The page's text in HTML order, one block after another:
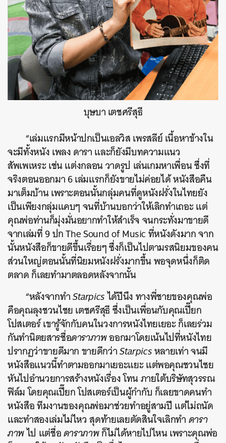
บุษบา เตชศรีสุธี
“เล่มแรกมีหน้าปกเป็นเอลวิส เพรสลีย์ เนื้อหาข้างใน
จะมีทั้งหนัง เพลง ดารา และก็ยังมีบทความแนว
สัพเพเหระ เช่น แต่งกลอน วาดรูป เล่นเกมหาเพื่อน ซึ่งที่
จริงตอนออกมา 6 เล่มแรกก็ยังขายไม่ค่อยได้ หนังสือคืน
มาเต็มบ้าน เพราะตอนนั้นกลุ่มคนที่ดูหนังฝรั่งในไทยยัง
เป็นเพียงกลุ่มแคบๆ จนที่บ้านบอกว่าให้เลิกทำเถอะ แต่
คุณพ่อท่านก็มุ่งมั่นอยากทำให้สำเร็จ จนกระทั่งมาขายดี
จากเล่มที่ 9 ปก The Sound of Music ที่หนังดังมาก จาก
นั้นหนังสือก็ขายดีขึ้นเรื่อยๆ ซึ่งก็เป็นไปตามรสนิยมของคน
ส่วนใหญ่ตอนนั้นที่นิยมหนังฝรั่งมากขึ้น พอจุดหนึ่งก็ติด
ตลาด ก็เลยทำมาตลอดหลังจากนั้น
“หลังจากทำStarpicsได้ปีนึง ทางพี่ชายของคุณพ่อ
คือคุณลุงชวนไชย เตชศรีสุธี ซึ่งเป็นเพื่อนกับคุณเปี๊ยก
โปสเตอร์ เขารู้จักกับคนในวงการหนังไทยเยอะ ก็เลยร่วม
กันทำนิตยสารชื่อดาราภาพออกมาโดยเน้นไปที่หนังไทย
ปรากฏว่าขายดีมาก ขายดีกว่าStarpicsหลายเท่า จนมี
หนังสือแนวนี้ทำตามออกมาเยอะแยะ แต่พอคุณชวนไชย
หันไปอำนวยการสร้างหนังเรื่อง โทน ภายใต้บริษัทสุวรรณ
ฟิล์ม โดยคุณเปี๊ยก โปสเตอร์เป็นผู้กำกับ ก็เลยขาดคนทำ
หนังสือ ทีมงานของคุณพ่อมาช่วยทำอยู่สามปี แต่ไม่ถนัด
และทำสองเล่มไม่ไหว สุดท้ายเลยตัดสินใจเลิกทำดารา
ภาพไป แต่ชื่อดาราภาพก็ไม่ได้หายไปไหน เพราะคุณพ่อ